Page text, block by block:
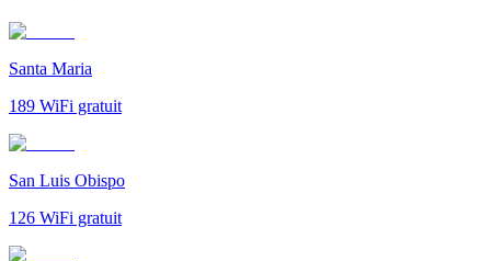
Santa Maria
189 WiFi gratuit
San Luis Obispo
126 WiFi gratuit